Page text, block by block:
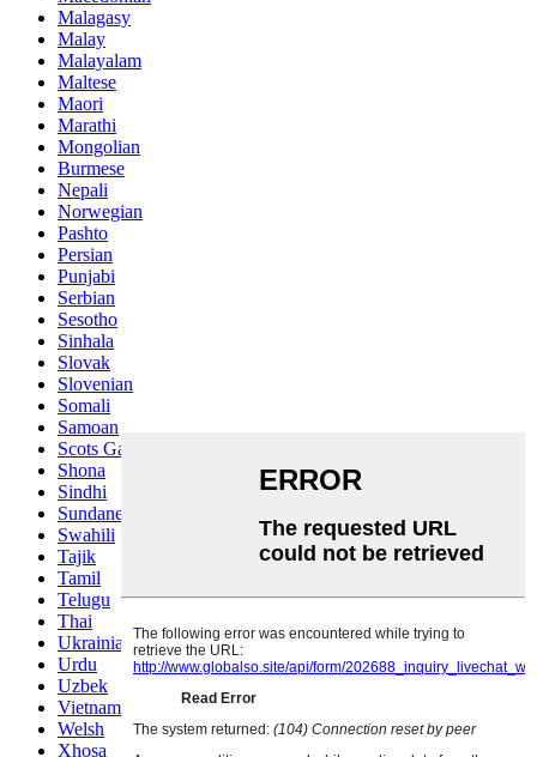
Malagasy
Malay
Malayalam
Maltese
Maori
Marathi
Mongolian
Burmese
Nepali
Norwegian
Pashto
Persian
Punjabi
Serbian
Sesotho
Sinhala
Slovak
Slovenian
Somali
Samoan
Scots Gaelic
Shona
Sindhi
Sundanese
Swahili
Tajik
Tamil
Telugu
Thai
Ukrainian
Urdu
Uzbek
Vietnamese
Welsh
Xhosa